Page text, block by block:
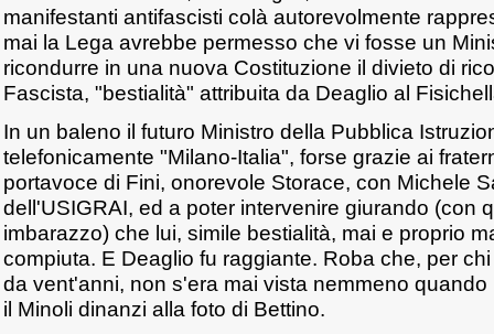
manifestanti antifascisti colà autorevolmente
mai la Lega avrebbe permesso che vi fosse un
ricondurre in una nuova Costituzione il divieto di
Fascista, "bestialità" attribuita da Deaglio al
In un baleno il futuro Ministro della Pubblica
telefonicamente "Milano-Italia", forse grazie ai
portavoce di Fini, onorevole Storace, con Michele
dell'USIGRAI, ed a poter intervenire giurando (con
imbarazzo) che lui, simile bestialità, mai e proprio
compiuta. E Deaglio fu raggiante. Roba che, per
da vent'anni, non s'era mai vista nemmeno
il Minoli dinanzi alla foto di Bettino.